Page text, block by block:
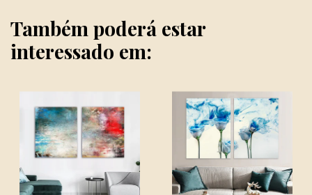
Também poderá estar
interessado em: